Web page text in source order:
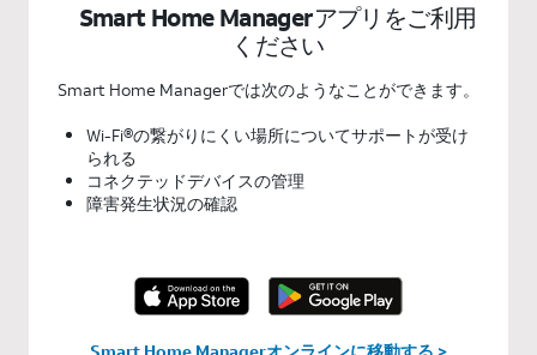
Smart Home Managerアプリをご利用
ください
Smart Home Managerでは次のようなことができます。
Wi-Fi®の繋がりにくい場所についてサポートが受け
られる
コネクテッドデバイスの管理
障害発生状況の確認